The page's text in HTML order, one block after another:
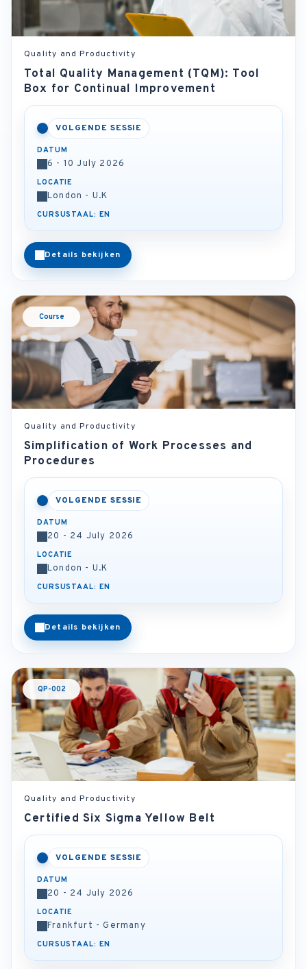
Quality and Productivity
Total Quality Management (TQM): Tool
Box for Continual Improvement
VOLGENDE SESSIE
DATUM
6 - 10 July 2026
LOCATIE
London - U.K
CURSUSTAAL: EN
Details bekijken
Course
Quality and Productivity
Simplification of Work Processes and
Procedures
VOLGENDE SESSIE
DATUM
20 - 24 July 2026
LOCATIE
London - U.K
CURSUSTAAL: EN
Details bekijken
QP-002
Quality and Productivity
Certified Six Sigma Yellow Belt
VOLGENDE SESSIE
DATUM
20 - 24 July 2026
LOCATIE
Frankfurt - Germany
CURSUSTAAL: EN